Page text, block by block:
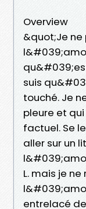
Overview
&quot;Je
suis
touché. Je
pleure et
factuel. Se
aller sur un
L. mais je
entrelacé